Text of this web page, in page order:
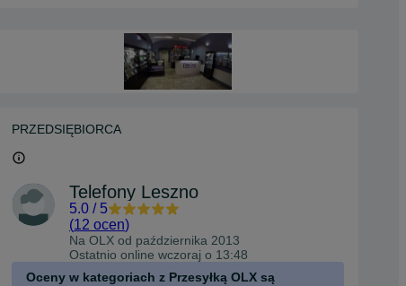
PRZEDSIĘBIORCA
Telefony Leszno
5.0 / 5
(12 ocen)
Na OLX od października 2013
Ostatnio online wczoraj o 13:48
Oceny w kategoriach z Przesyłką OLX są